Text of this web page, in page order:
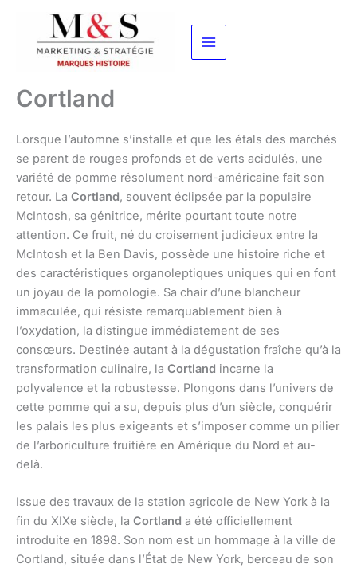
contenu
Cortland
Lorsque l’automne s’installe et que les étals des marchés
se parent de rouges profonds et de verts acidulés, une
variété de pomme résolument nord-américaine fait son
retour. La Cortland, souvent éclipsée par la populaire
McIntosh, sa génitrice, mérite pourtant toute notre
attention. Ce fruit, né du croisement judicieux entre la
McIntosh et la Ben Davis, possède une histoire riche et
des caractéristiques organoleptiques uniques qui en font
un joyau de la pomologie. Sa chair d’une blancheur
immaculée, qui résiste remarquablement bien à
l’oxydation, la distingue immédiatement de ses
consœurs. Destinée autant à la dégustation fraîche qu’à la
transformation culinaire, la Cortland incarne la
polyvalence et la robustesse. Plongons dans l’univers de
cette pomme qui a su, depuis plus d’un siècle, conquérir
les palais les plus exigeants et s’imposer comme un pilier
de l’arboriculture fruitière en Amérique du Nord et au-
delà.
Issue des travaux de la station agricole de New York à la
fin du XIXe siècle, la Cortland a été officiellement
introduite en 1898. Son nom est un hommage à la ville de
Cortland, située dans l’État de New York, berceau de son